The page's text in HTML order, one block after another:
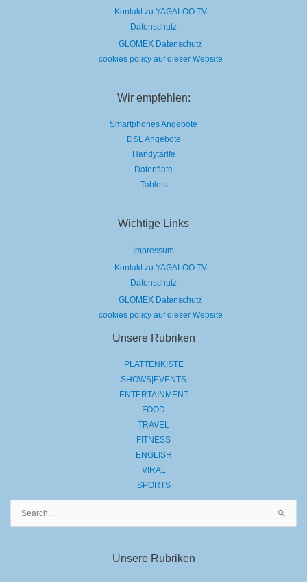
Kontakt zu YAGALOO.TV
Datenschutz
GLOMEX Datenschutz
cookies policy auf dieser Website
Wir empfehlen:
Smartphones Angebote
DSL Angebote
Handytarife
Datenflate
Tablets
Wichtige Links
Impressum
Kontakt zu YAGALOO.TV
Datenschutz
GLOMEX Datenschutz
cookies policy auf dieser Website
Unsere Rubriken
PLATTENKISTE
SHOWS|EVENTS
ENTERTAINMENT
FOOD
TRAVEL
FITNESS
ENGLISH
VIRAL
SPORTS
Unsere Rubriken